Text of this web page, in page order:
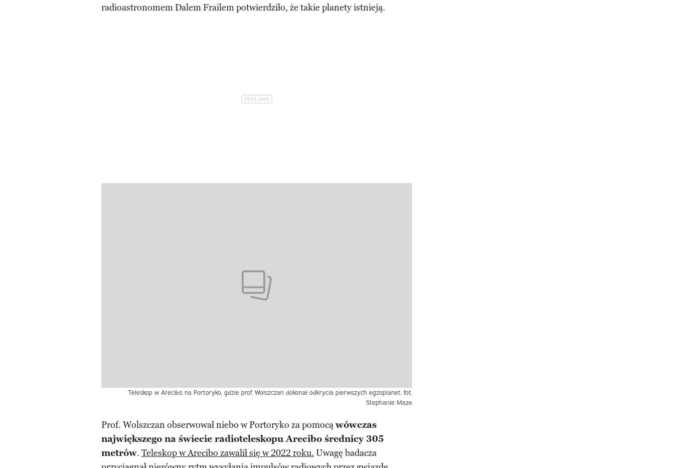
radioastronomem Dalem Frailem potwierdziło, że takie planety istnieją.
Teleskop w Arecibo na Portoryko, gdzie prof. Wolszczan dokonał odkrycia pierwszych egzoplanet. fot.
Stephanie Maze
Prof. Wolszczan obserwował niebo w Portoryko za pomocąwówczas
największego na świecie radioteleskopu Arecibo średnicy 305
metrów. Teleskop w Arecibo zawalił się w 2022 roku. Uwagę badacza